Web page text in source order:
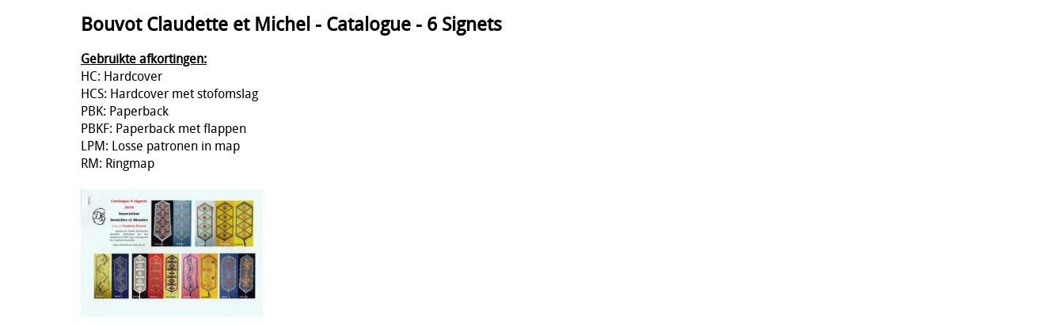
Bouvot Claudette et Michel - Catalogue - 6 Signets
Gebruikte afkortingen:
HC: Hardcover
HCS: Hardcover met stofomslag
PBK: Paperback
PBKF: Paperback met flappen
LPM: Losse patronen in map
RM: Ringmap